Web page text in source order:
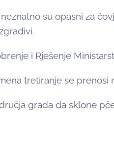
su opasni za
i Rješenje
tretiranje se
grada da sklone